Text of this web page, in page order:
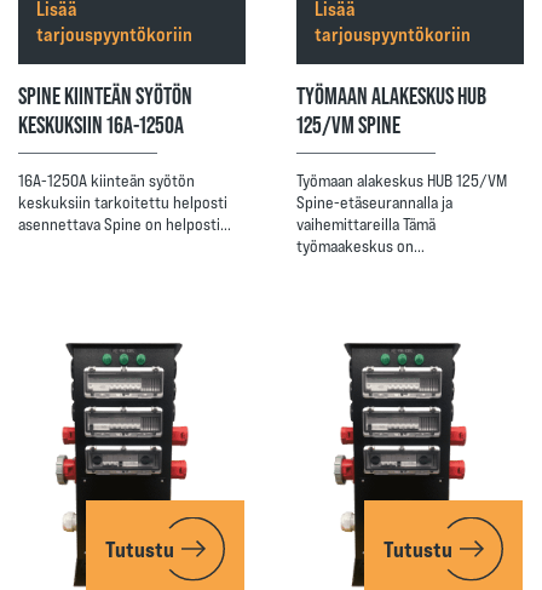
SPINE KIINTEÄN SYÖTÖN
KESKUKSIIN 16A-1250A
16A-1250A kiinteän syötön
keskuksiin tarkoitettu helposti
asennettava Spine on helposti…
Lisää
tarjouspyyntökoriin
TYÖMAAN ALAKESKUS HUB
125/VM SPINE
Työmaan alakeskus HUB 125/VM
Spine-etäseurannalla ja
vaihemittareilla Tämä
työmaakeskus on…
Lisää
tarjouspyyntökoriin
Tutustu Tutustu